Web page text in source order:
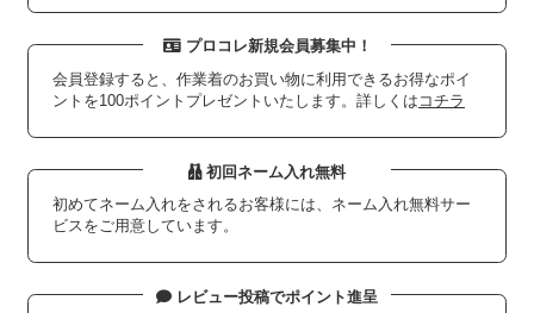
プロコレ新規会員募集中！
会員登録すると、作業着のお買い物に利用できるお得なポイ
ントを100ポイントプレゼントいたします。詳しくは コチラ
初回ネーム入れ無料
初めてネーム入れをされるお客様には、ネーム入れ無料サー
ビスをご用意しています。
レビュー投稿でポイント進呈